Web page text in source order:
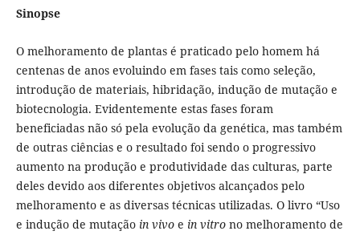
Sinopse
O melhoramento de plantas é praticado pelo homem há
centenas de anos evoluindo em fases tais como seleção,
introdução de materiais, hibridação, indução de mutação e
biotecnologia. Evidentemente estas fases foram
beneficiadas não só pela evolução da genética, mas também
de outras ciências e o resultado foi sendo o progressivo
aumento na produção e produtividade das culturas, parte
deles devido aos diferentes objetivos alcançados pelo
melhoramento e as diversas técnicas utilizadas. O livro “Uso
e indução de mutação in vivoe in vitrono melhoramento de